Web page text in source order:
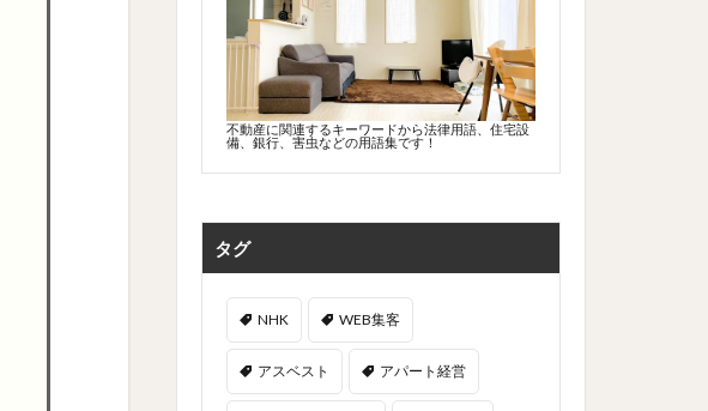
不動産に関連するキーワードから法律用語、住宅設
備、銀行、害虫などの用語集です！
タグ
NHK WEB集客
アスベスト アパート経営